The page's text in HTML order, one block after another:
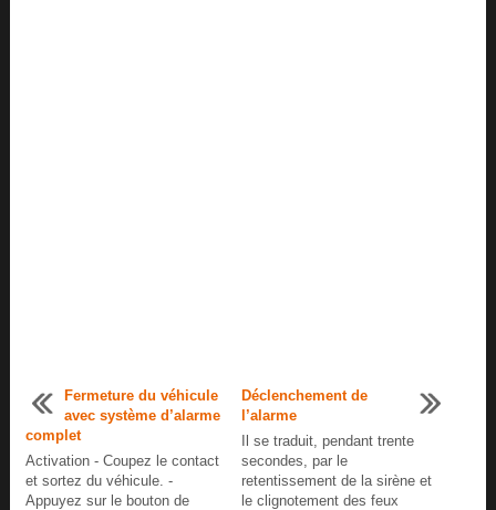
Fermeture du véhicule
avec système d’alarme
complet
Activation - Coupez le contact
et sortez du véhicule. -
Appuyez sur le bouton de
Déclenchement de
l’alarme
Il se traduit, pendant trente
secondes, par le
retentissement de la sirène et
le clignotement des feux